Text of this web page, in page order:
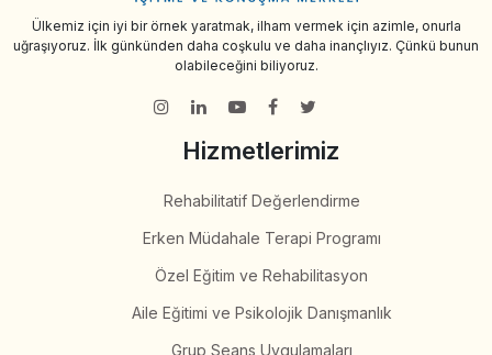
Ülkemiz için iyi bir örnek yaratmak, ilham vermek için azimle, onurla
uğraşıyoruz. İlk günkünden daha coşkulu ve daha inançlıyız. Çünkü bunun
olabileceğini biliyoruz.
Hizmetlerimiz
Özel Eğitim ve Rehabilitasyon